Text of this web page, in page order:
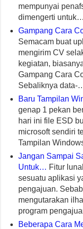
mempunyai
dimengerti untuk…
Gampang Cara
Semacam buat
mengirim CV
kegiatan,
Gampang Cara
Sebaliknya data-
Baru Tampilan
genap 1 pekan
hari ini file ESD
microsoft sendiri
Tampilan
Jangan Sampai
Untuk… Fitur
sesuatu aplikasi
pengajuan.
mengutarakan
program
Beberapa Cara